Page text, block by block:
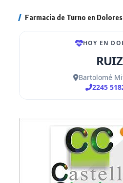
Farmacia de Turno en Dolores